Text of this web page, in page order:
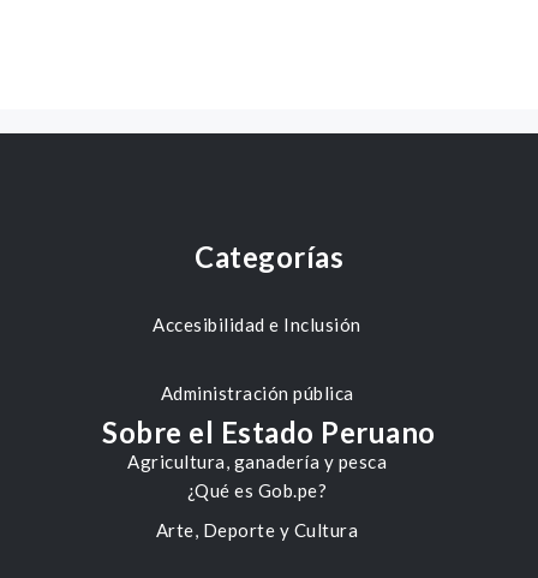
Categorías
Accesibilidad e Inclusión
Administración pública
Agricultura, ganadería y pesca
Arte, Deporte y Cultura
Sobre el Estado Peruano
¿Qué es Gob.pe?